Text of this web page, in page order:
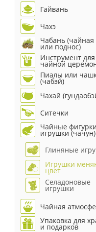
Гайвань
Чахэ
Чабань (чайная
или поднос)
Инструмент для
чайной
Пиалы или
(чабэй)
Чахай
Ситечки
Чайные
игрушки (чачун)
Глиняные
Игрушки
цвет
Селадоновые
игрушки
Чайная
Упаковка для
и подарков